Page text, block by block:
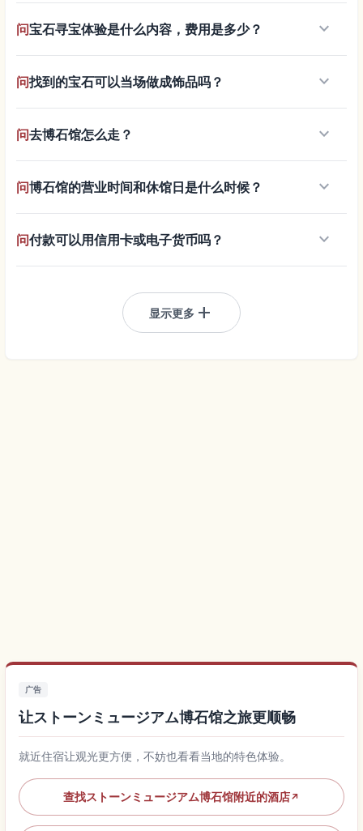
问宝石寻宝体验是什么内容，费用是多少？ keyboard_arrow_down
问找到的宝石可以当场做成饰品吗？ keyboard_arrow_down
问去博石馆怎么走？ keyboard_arrow_down
问博石馆的营业时间和休馆日是什么时候？ keyboard_arrow_down
问付款可以用信用卡或电子货币吗？ keyboard_arrow_down
显示更多 add
广告
让ストーンミュージアム博石馆之旅更顺畅
就近住宿让观光更方便，不妨也看看当地的特色体验。
查找ストーンミュージアム博石馆附近的酒店↗